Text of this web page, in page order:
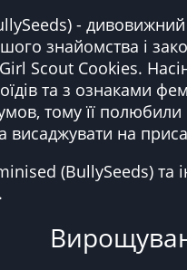
-
знайомства і
Scout Cookies.
та з ознаками
тому її
на
(BullySeeds) та